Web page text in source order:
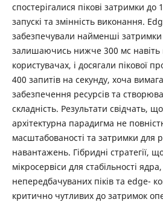
спостерігалися пікові затримки до
запускі та змінність виконання.
забезпечували найменші затримки
залишаючись нижче 300 мс навіть
користувачах, і досягали пікової
400 запитів на секунду, хоча
забезпечення ресурсів та
складність. Результати свідчать,
архітектурна парадигма не
масштабованості та затримки для
навантажень. Гібридні стратегії,
мікросервіси для стабільності
непередбачуваних піків та edge-
критично чутливих до затримок